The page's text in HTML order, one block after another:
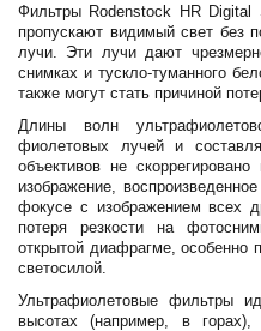
Фильтры Rodenstock HR Digital
пропускают видимый свет без
лучи. Эти лучи дают
снимках и тускло-туманного
также могут стать причиной
Длины волн
фиолетовых лучей и
объективов не
изображение,
фокусе с изображением всех
потеря резкости на
открытой диафрагме, особенно
светосилой.
Ультрафиолетовые фильтры
высотах (например, в